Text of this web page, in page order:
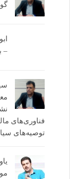
–
فناوری‌های
توصیه‌های